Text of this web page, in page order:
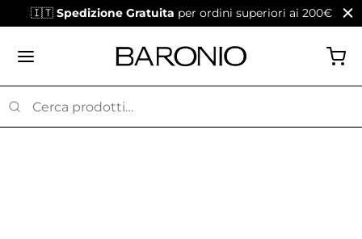
🇮🇹 Spedizione Gratuita per ordini superiori ai 200€